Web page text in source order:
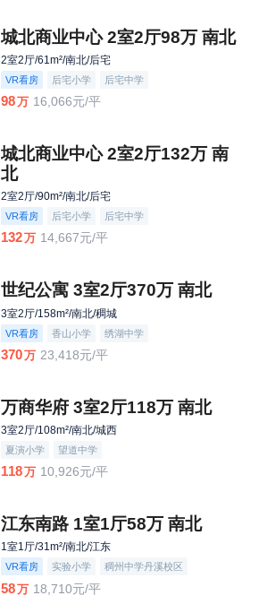
城北商业中心 2室2厅98万 南北
2室2厅/61m²/南北/后宅
VR看房 后宅小学 后宅中学
98万 16,066元/平
城北商业中心 2室2厅132万 南
北
2室2厅/90m²/南北/后宅
VR看房 后宅小学 后宅中学
132万 14,667元/平
世纪公寓 3室2厅370万 南北
3室2厅/158m²/南北/稠城
VR看房 香山小学 绣湖中学
370万 23,418元/平
万商华府 3室2厅118万 南北
3室2厅/108m²/南北/城西
夏演小学 望道中学
118万 10,926元/平
江东南路 1室1厅58万 南北
1室1厅/31m²/南北/江东
VR看房 实验小学 稠州中学丹溪校区
58万 18,710元/平